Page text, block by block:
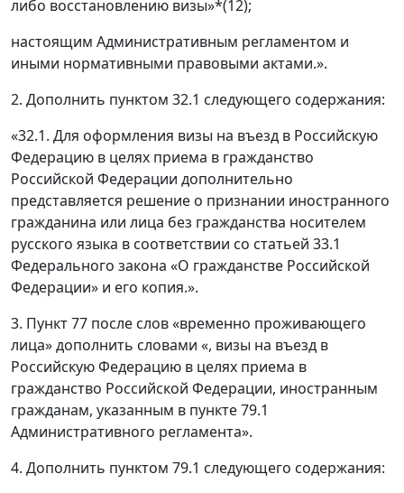
либо восстановлению визы»*(12);
настоящим Административным регламентом и
иными нормативными правовыми актами.».
2. Дополнить пунктом 32.1 следующего содержания:
«32.1. Для оформления визы на въезд в Российскую
Федерацию в целях приема в гражданство
Российской Федерации дополнительно
представляется решение о признании иностранного
гражданина или лица без гражданства носителем
русского языка в соответствии со статьей 33.1
Федерального закона «О гражданстве Российской
Федерации» и его копия.».
3. Пункт 77 после слов «временно проживающего
лица» дополнить словами «, визы на въезд в
Российскую Федерацию в целях приема в
гражданство Российской Федерации, иностранным
гражданам, указанным в пункте 79.1
Административного регламента».
4. Дополнить пунктом 79.1 следующего содержания: